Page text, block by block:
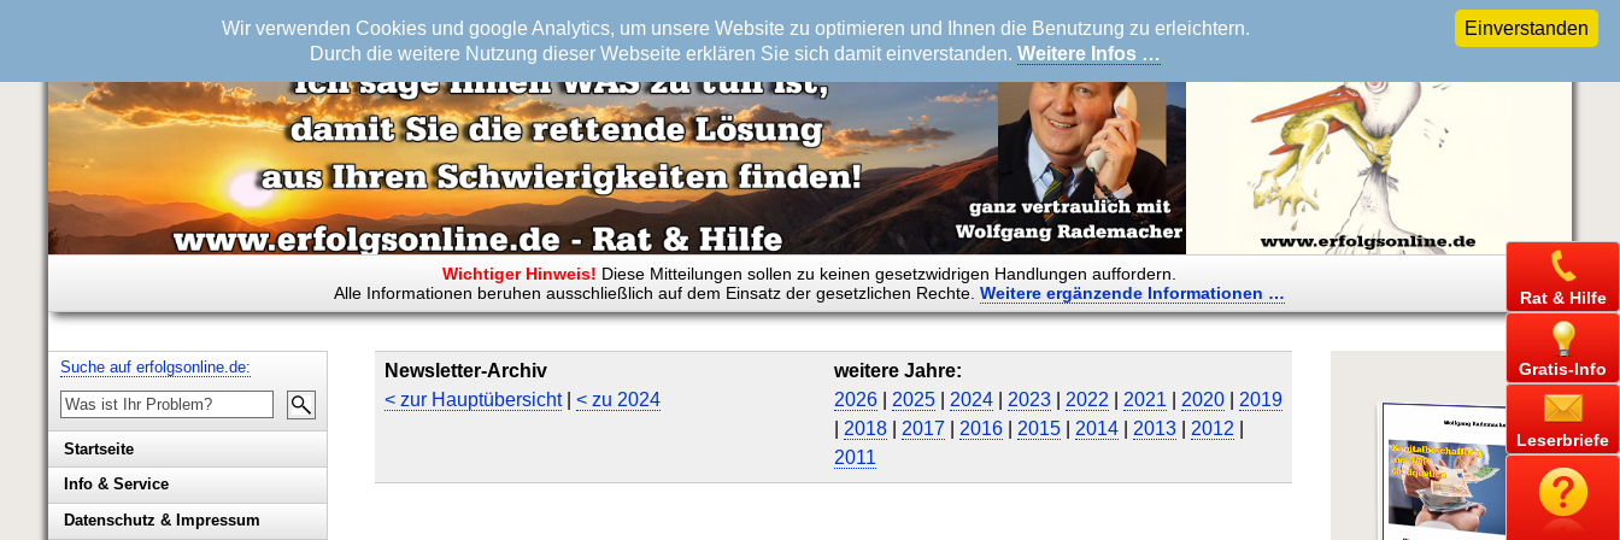
Wichtiger Hinweis! Diese Mitteilungen sollen zu keinen gesetzwidrigen Handlungen auffordern.
Alle Informationen beruhen ausschließlich auf dem Einsatz der gesetzlichen Rechte. Weitere ergänzende Informationen … Rat & Hilfe
Gratis-Info
Leserbriefe
Suche auf erfolgsonline.de:
Startseite
Info & Service
Biografie Wolfgang Rademacher
Datenschutz & Impressum
Newsletter-Archiv
< zur Hauptübersicht|< zu 2024
weitere Jahre:
2026| 2025| 2024| 2023| 2022 2021 2020| 2019
2018| 2017 2016| 2015| 2014| 2013| 2012
2011
Einverstanden
Wir verwenden Cookies und google Analytics, um unsere Website zu optimieren und Ihnen die Benutzung zu erleichtern.
Durch die weitere Nutzung dieser Webseite erklären Sie sich damit einverstanden. Weitere Infos …